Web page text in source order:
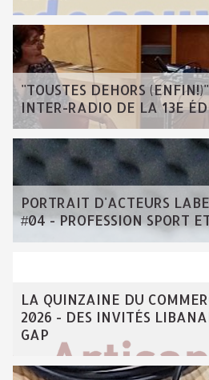
"TOUSTES DEHORS
INTER-RADIO DE LA 13E
PORTRAIT D'ACTEURS
#04 - PROFESSION SPORT
LA QUINZAINE DU
2026 - DES INVITÉS
GAP